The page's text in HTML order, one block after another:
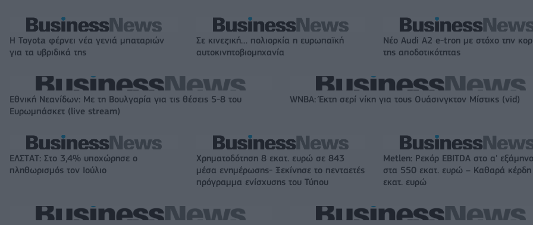
Η Toyota φέρνει νέα γενιά μπαταριών
για τα υβριδικά της
Σε κινεζική… πολιορκία η ευρωπαϊκή
αυτοκινητοβιομηχανία
Νέο Audi A2 e-tron με στόχο την
της αποδοτικότητας
Εθνική Νεανίδων: Με τη Βουλγαρία για τις θέσεις 5-8 του
Ευρωμπάσκετ (live stream)
WNBA: Έκτη σερί νίκη για τους Ουάσινγκτον Μίστικς (vid)
ΕΛΣΤΑΤ: Στο 3,4% υποχώρησε ο
πληθωρισμός τον Ιούλιο
Χρηματοδότηση 8 εκατ. ευρώ σε 843
μέσα ενημέρωσης- Ξεκίνησε το πενταετές
πρόγραμμα ενίσχυσης του Τύπου
Metlen: Ρεκόρ EBITDA στο α'
στα 550 εκατ. ευρώ – Καθαρά
εκατ. ευρώ